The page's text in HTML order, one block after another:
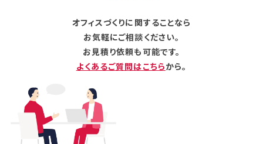
オフィスづくりに関することなら
お気軽にご相談ください。
お見積り依頼も可能です。
よくあるご質問はこちらから。